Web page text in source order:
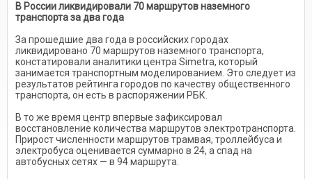
В России ликвидировали 70 маршрутов наземного
транспорта за два года
За прошедшие два года в российских городах
ликвидировано 70 маршрутов наземного транспорта,
констатировали аналитики центра Simetra, который
занимается транспортным моделированием. Это следует из
результатов рейтинга городов по качеству общественного
транспорта, он есть в распоряжении РБК.
В то же время центр впервые зафиксировал
восстановление количества маршрутов электротранспорта.
Прирост численности маршрутов трамвая, троллейбуса и
электробуса оценивается суммарно в 24, а спад на
автобусных сетях — в 94 маршрута.